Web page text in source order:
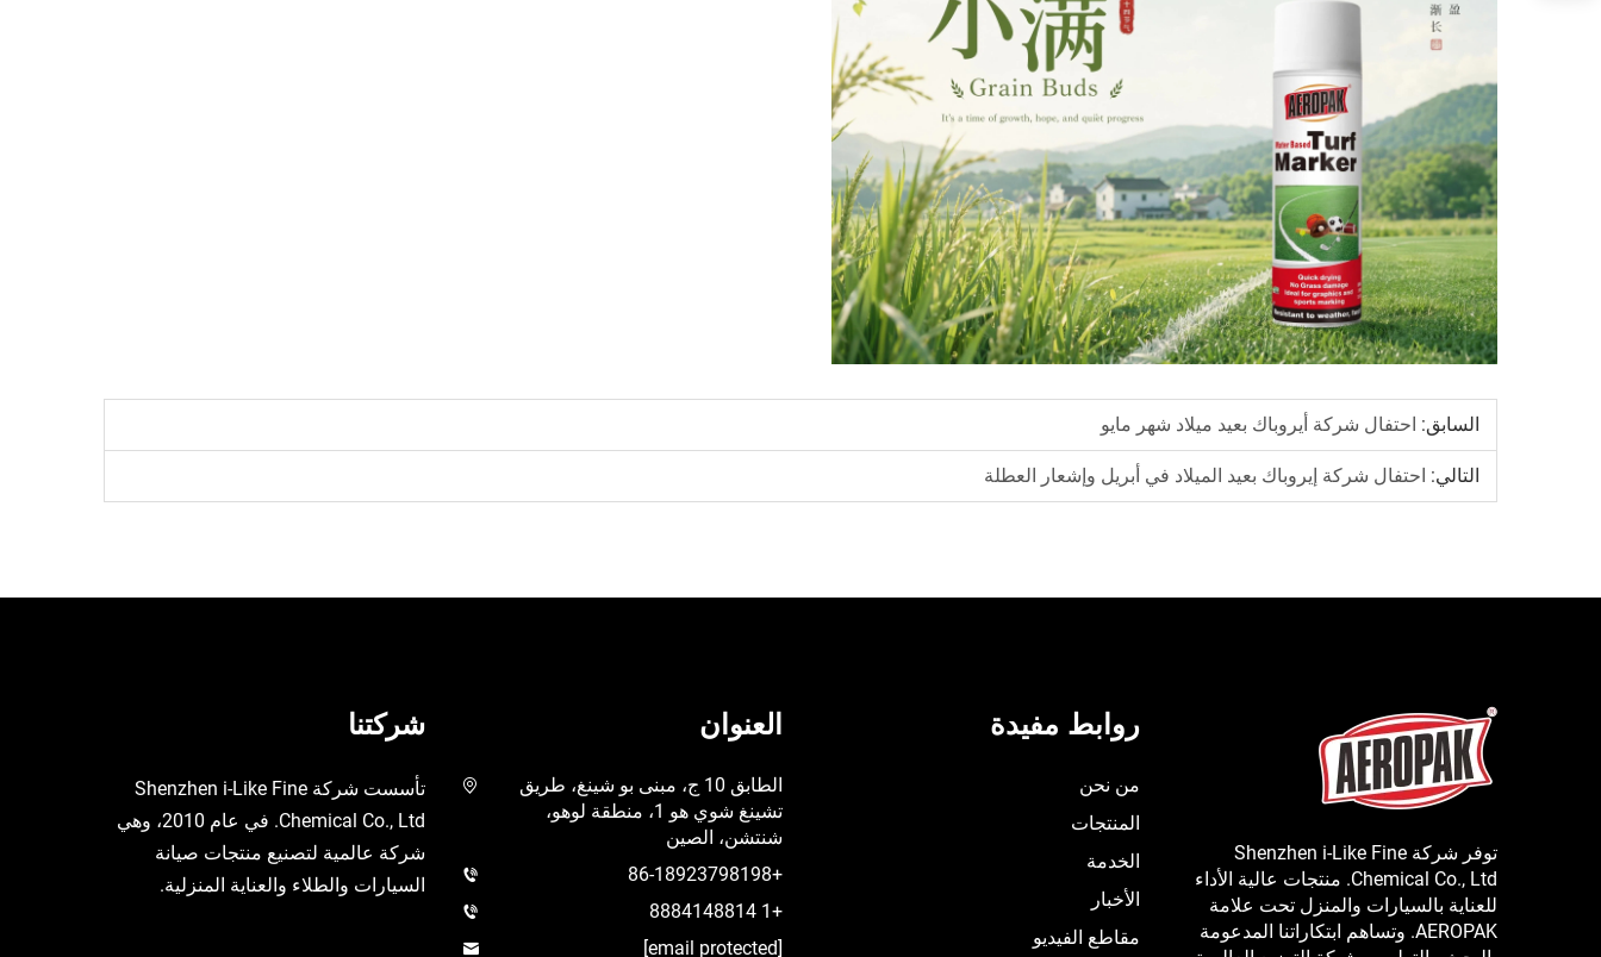
السابق: احتفال شركة أيروباك بعيد ميلاد شهر مايو
التالي: احتفال شركة إيروباك بعيد الميلاد في أبريل وإشعار العطلة
توفر شركة Shenzhen i-Like Fine
Chemical Co., Ltd. منتجات عالية الأداء
للعناية بالسيارات والمنزل تحت علامة
AEROPAK. وتساهم ابتكاراتنا المدعومة
روابط مفيدة
من نحن
المنتجات
الخدمة
الأخبار
مقاطع الفيديو
العنوان
الطابق 10 ج، مبنى بو شينغ، طريق
تشينغ شوي هو 1، منطقة لوهو،
شنتشن، الصين
+86-18923798198
+1 8884148814
[email protected]
شركتنا
تأسست شركة Shenzhen i-Like Fine
Chemical Co., Ltd. في عام 2010، وهي
شركة عالمية لتصنيع منتجات صيانة
السيارات والطلاء والعناية المنزلية.